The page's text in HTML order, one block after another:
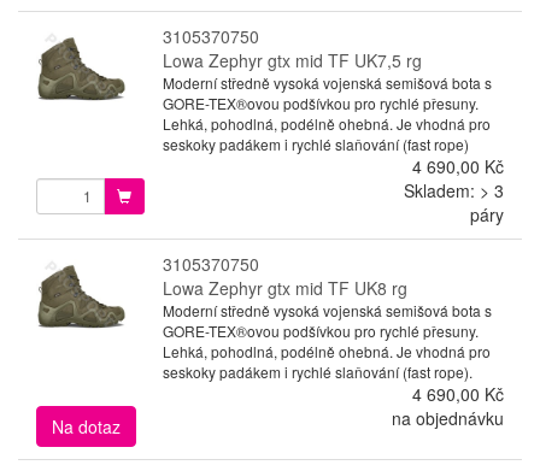
3105370750
Lowa Zephyr gtx mid TF UK7,5 rg
Moderní středně vysoká vojenská semišová bota s
GORE-TEX®ovou podšívkou pro rychlé přesuny.
Lehká, pohodlná, podélně ohebná. Je vhodná pro
seskoky padákem i rychlé slaňování (fast rope)
4 690,00 Kč
Skladem: > 3
páry
3105370750
Lowa Zephyr gtx mid TF UK8 rg
Moderní středně vysoká vojenská semišová bota s
GORE-TEX®ovou podšívkou pro rychlé přesuny.
Lehká, pohodlná, podélně ohebná. Je vhodná pro
seskoky padákem i rychlé slaňování (fast rope).
4 690,00 Kč
Na dotaz
na objednávku